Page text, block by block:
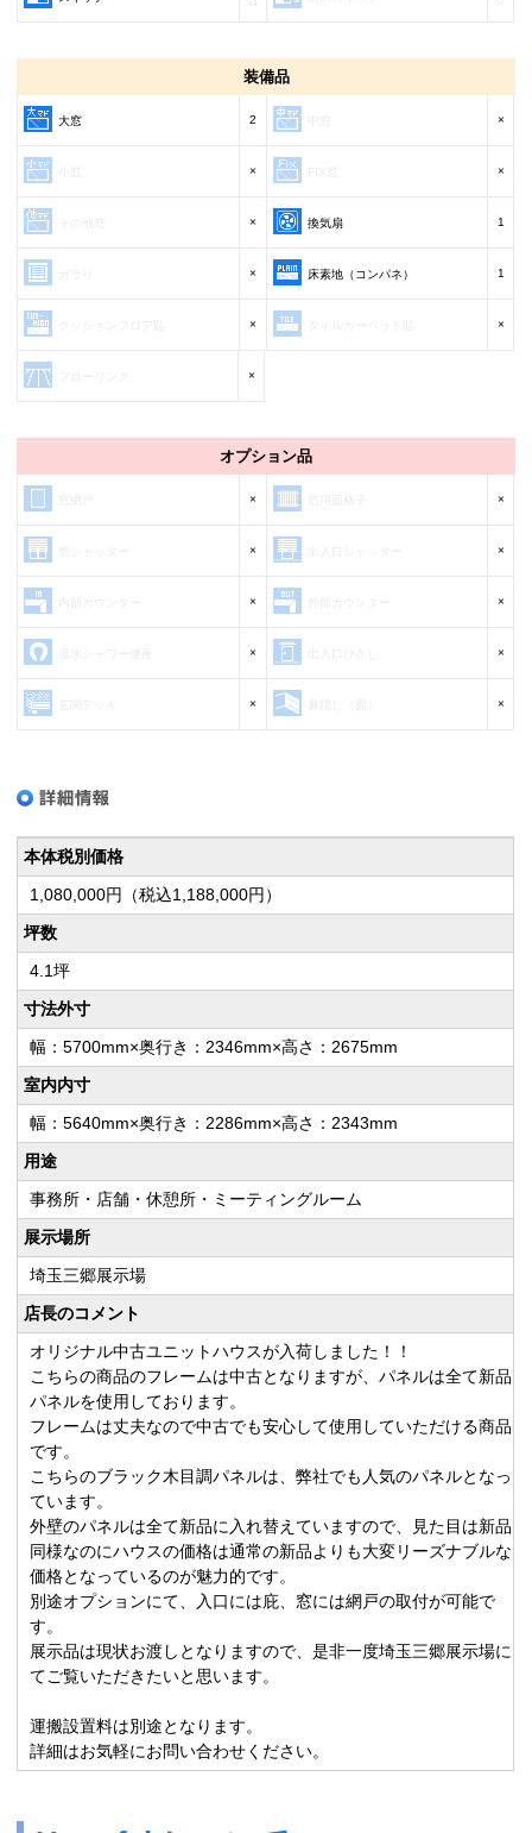
装備品
大窓 2 ×
× FIX窓 ×
× 換気扇 1
× 床素地（コンパネ） 1
× ×
×
オプション品
× ×
× ×
× ×
× ×
× ×
本体税別価格
1,080,000円（税込1,188,000円）
坪数
4.1坪
寸法外寸
幅：5700mm×奥行き：2346mm×高さ：2675mm
室内内寸
幅：5640mm×奥行き：2286mm×高さ：2343mm
用途
事務所・店舗・休憩所・ミーティングルーム
展示場所
埼玉三郷展示場
店長のコメント
オリジナル中古ユニットハウスが入荷しました！！
こちらの商品のフレームは中古となりますが、パネルは全て新品
パネルを使用しております。
フレームは丈夫なので中古でも安心して使用していただける商品
です。
こちらのブラック木目調パネルは、弊社でも人気のパネルとなっ
ています。
外壁のパネルは全て新品に入れ替えていますので、見た目は新品
同様なのにハウスの価格は通常の新品よりも大変リーズナブルな
価格となっているのが魅力的です。
別途オプションにて、入口には庇、窓には網戸の取付が可能で
す。
展示品は現状お渡しとなりますので、是非一度埼玉三郷展示場に
てご覧いただきたいと思います。
運搬設置料は別途となります。
詳細はお気軽にお問い合わせください。